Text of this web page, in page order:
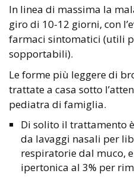
In linea di massima la
giro di 10-12 giorni, con
farmaci sintomatici (utili
sopportabili).
Le forme più leggere di
trattate a casa sotto
pediatra di famiglia.
Di solito il trattamento
da lavaggi nasali per
respiratorie dal muco,
ipertonica al 3% per